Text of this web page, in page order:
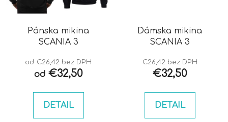
Pánska mikina
SCANIA 3
od €26,42 bez DPH
od€32,50
DETAIL
Dámska mikina
SCANIA 3
€26,42 bez DPH
€32,50
DETAIL